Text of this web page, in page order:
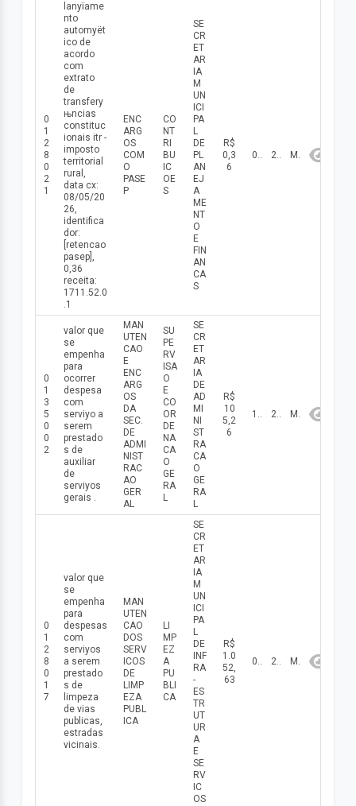
0
1
2
8
0
2
1
lanуїame
nto
automуёt
ico de
acordo
com
extrato
de
transferу
њncias
constituc
ionais itr -
imposto
territorial
rural,
data cx:
08/05/20
26,
identifica
dor:
[retencao
pasep],
0,36
receita:
1711.52.0
.1
ENC
ARG
OS
COM
O
PASE
P
CO
NT
RI
BU
IC
OE
S
SE
CR
ET
AR
IA
M
UN
ICI
PA
L
DE
PL
AN
EJ
A
ME
NT
O
E
FIN
AN
CA
S
R$
0,3
6
08/05/2026 2026 Maio
0
1
3
5
0
0
2
valor que
se
empenha
para
ocorrer
despesa
com
serviуo a
serem
prestado
s de
auxiliar
de
serviуos
gerais .
MAN
UTEN
CAO
E
ENC
ARG
OS
DA
SEC.
DE
ADMI
NIST
RAC
AO
GER
AL
SU
PE
RV
ISA
O
E
CO
OR
DE
NA
CA
O
GE
RA
L
SE
CR
ET
AR
IA
DE
AD
MI
NI
ST
RA
CA
O
GE
RA
L
R$
10
5,2
6
15/05/2026 2026 Maio
0
1
2
8
0
1
7
valor que
se
empenha
para
despesas
com
serviуos
a serem
prestado
s de
limpeza
de vias
publicas,
estradas
vicinais.
MAN
UTEN
CAO
DOS
SERV
ICOS
DE
LIMP
EZA
PUBL
ICA
LI
MP
EZ
A
PU
BLI
CA
SE
CR
ET
AR
IA
M
UN
ICI
PA
L
DE
INF
RA
-
ES
TR
UT
UR
A
E
SE
RV
IC
OS
R$
1.0
52,
63
08/05/2026 2026 Maio